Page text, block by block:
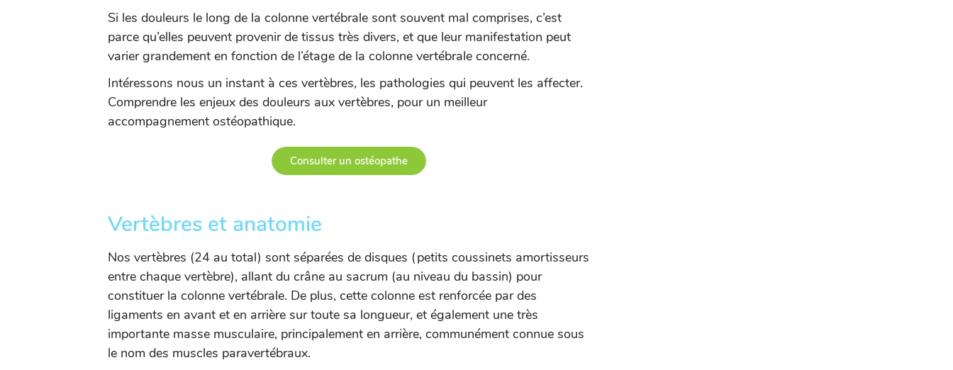
Si les douleurs le long de la colonne vertébrale sont souvent mal comprises, c’est
parce qu’elles peuvent provenir de tissus très divers, et que leur manifestation peut
varier grandement en fonction de l’étage de la colonne vertébrale concerné.
Intéressons nous un instant à ces vertèbres, les pathologies qui peuvent les affecter.
Comprendre les enjeux des douleurs aux vertèbres, pour un meilleur
accompagnement ostéopathique.
Consulter un ostéopathe
Vertèbres et anatomie
Nos vertèbres (24 au total) sont séparées de disques (petits coussinets amortisseurs
entre chaque vertèbre), allant du crâne au sacrum (au niveau du bassin) pour
constituer la colonne vertébrale. De plus, cette colonne est renforcée par des
ligaments en avant et en arrière sur toute sa longueur, et également une très
importante masse musculaire, principalement en arrière, communément connue sous
le nom des muscles paravertébraux.